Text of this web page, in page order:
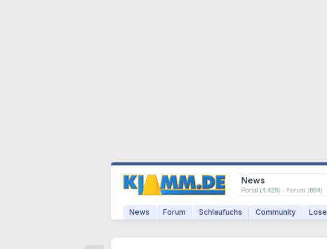
News
Portal (4.425) · Forum (864)
News Forum Schlaufuchs Community Lose